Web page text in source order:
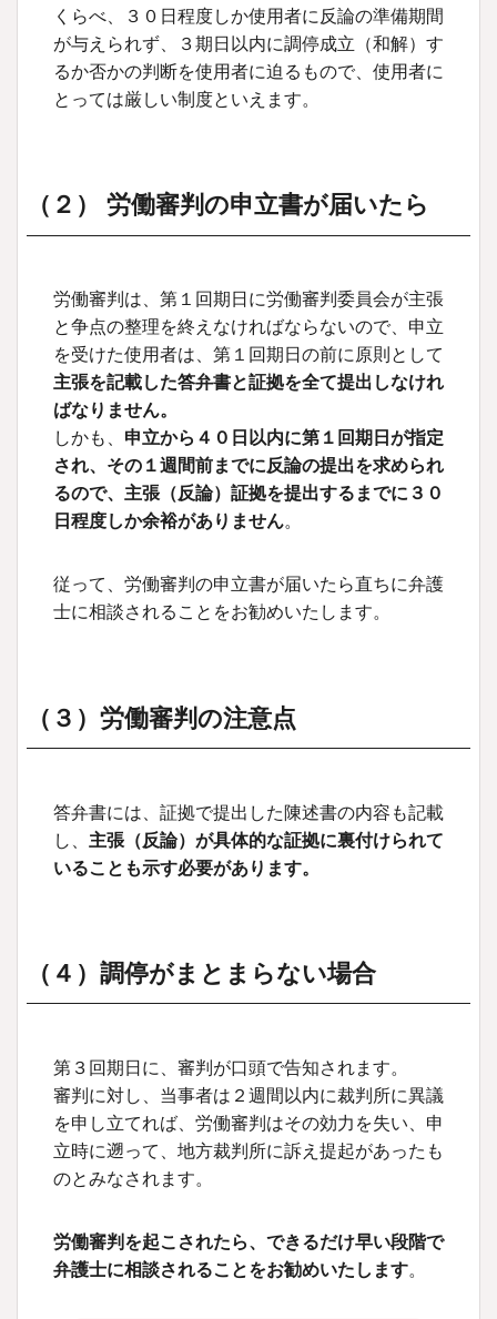
くらべ、３０日程度しか使用者に反論の準備期間
が与えられず、３期日以内に調停成立（和解）す
るか否かの判断を使用者に迫るもので、使用者に
とっては厳しい制度といえます。
（２） 労働審判の申立書が届いたら
労働審判は、第１回期日に労働審判委員会が主張
と争点の整理を終えなければならないので、申立
を受けた使用者は、第１回期日の前に原則として
主張を記載した答弁書と証拠を全て提出しなけれ
ばなりません。
しかも、 申立から４０日以内に第１回期日が指定
され、その１週間前までに反論の提出を求められ
るので、主張（反論）証拠を提出するまでに３０
日程度しか余裕がありません。
従って、労働審判の申立書が届いたら直ちに弁護
士に相談されることをお勧めいたします。
（３）労働審判の注意点
答弁書には、証拠で提出した陳述書の内容も記載
し、 主張（反論）が具体的な証拠に裏付けられて
いることも示す必要があります。
（４）調停がまとまらない場合
第３回期日に、審判が口頭で告知されます。
審判に対し、当事者は２週間以内に裁判所に異議
を申し立てれば、労働審判はその効力を失い、申
立時に遡って、地方裁判所に訴え提起があったも
のとみなされます。
労働審判を起こされたら、できるだけ早い段階で
弁護士に相談されることをお勧めいたします。